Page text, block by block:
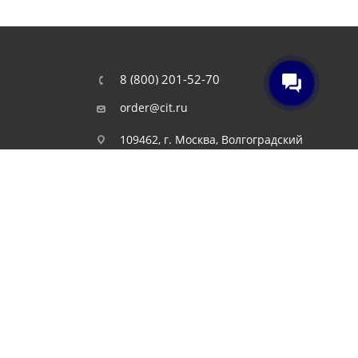
8 (800) 201-52-70
order@cit.ru
109462, г. Москва, Волгоградский
проспект, 96 к 2